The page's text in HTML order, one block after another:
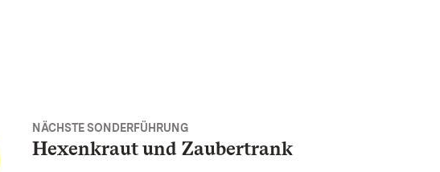
Hexenkraut und Zaubertrank
NÄCHSTE SONDERFÜHRUNG